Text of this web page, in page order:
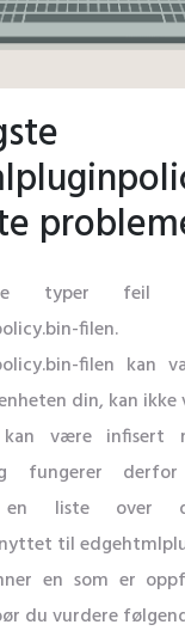
typer feil
filen.
filen kan
din, kan
være infisert
fungerer
liste over
til
en som er
du vurdere